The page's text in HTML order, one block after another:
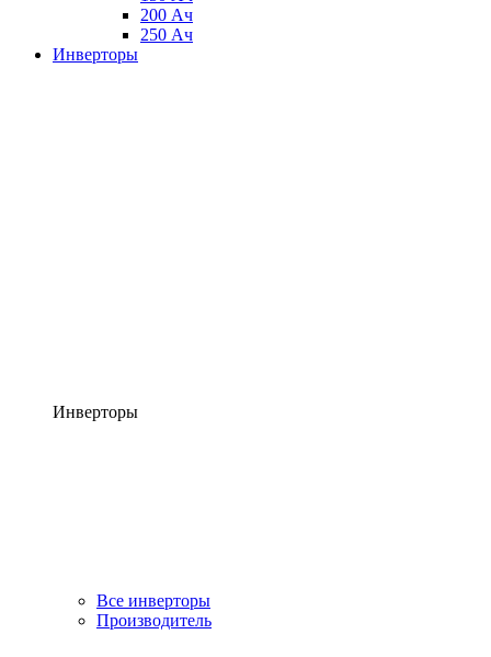
200 Ач
250 Ач
Инверторы
Инверторы
Все инверторы
Производитель